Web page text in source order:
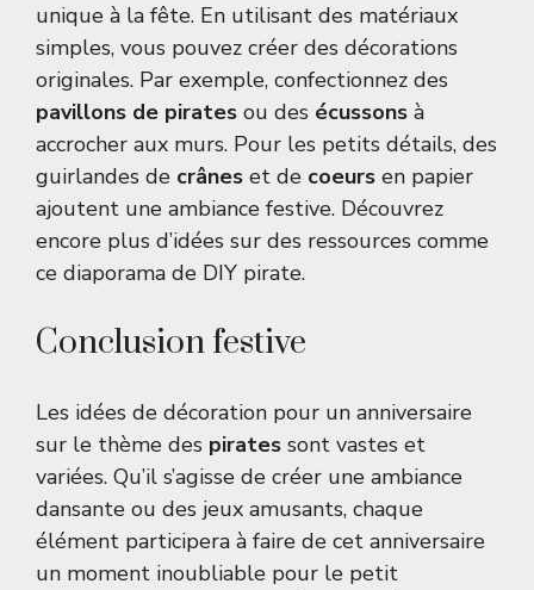
unique à la fête. En utilisant des matériaux
simples, vous pouvez créer des décorations
originales. Par exemple, confectionnez des
pavillons de pirates ou des écussons à
accrocher aux murs. Pour les petits détails, des
guirlandes de crânes et de coeurs en papier
ajoutent une ambiance festive. Découvrez
encore plus d’idées sur des ressources comme
ce diaporama de DIY pirate.
Conclusion festive
Les idées de décoration pour un anniversaire
sur le thème des pirates sont vastes et
variées. Qu’il s’agisse de créer une ambiance
dansante ou des jeux amusants, chaque
élément participera à faire de cet anniversaire
un moment inoubliable pour le petit